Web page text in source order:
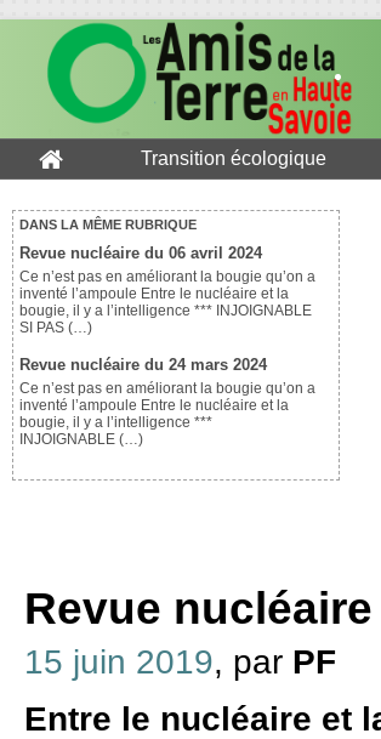
Transition écologique
DANS LA MÊME RUBRIQUE
Revue nucléaire du 06 avril 2024
Ce n’est pas en améliorant la bougie qu’on a
inventé l’ampoule Entre le nucléaire et la
bougie, il y a l’intelligence *** INJOIGNABLE
SI PAS (…)
Revue nucléaire du 24 mars 2024
Ce n’est pas en améliorant la bougie qu’on a
inventé l’ampoule Entre le nucléaire et la
bougie, il y a l’intelligence ***
INJOIGNABLE (…)
Revue
15 juin 2019, par PF
Entre le nucléaire et